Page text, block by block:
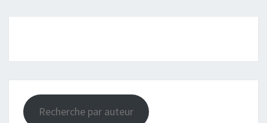
Recherche par auteur